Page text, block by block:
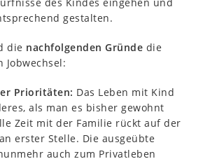
gestalten.
die nachfolgenden Gründe die
Prioritäten: Das Leben mit Kind
als man es bisher gewohnt
Zeit mit der Familie rückt auf der
erster Stelle. Die ausgeübte
auch zum Privatleben